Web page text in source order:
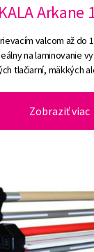
KALA Arkane
valcom až do
na laminovanie
tlačiarní, mäkkých
Zobraziť viac